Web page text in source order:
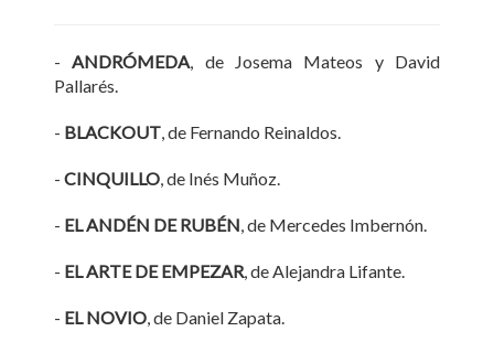
-ANDRÓMEDA, de Josema Mateos y David
Pallarés.
- BLACKOUT, de Fernando Reinaldos.
- CINQUILLO, de Inés Muñoz.
- EL ANDÉN DE RUBÉN, de Mercedes Imbernón.
- EL ARTE DE EMPEZAR, de Alejandra Lifante.
- EL NOVIO, de Daniel Zapata.